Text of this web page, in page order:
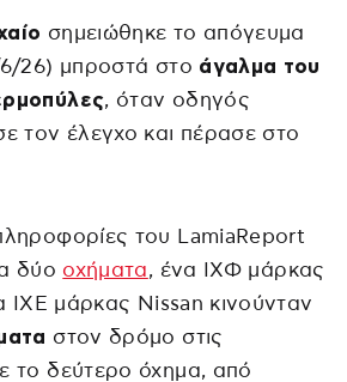
σημειώθηκε το απόγευμα
26) μπροστά στο άγαλμα του
, όταν οδηγός
τον έλεγχο και πέρασε στο
του LamiaReport
δύο οχήματα, ένα ΙΧΦ μάρκας
ΙΧΕ μάρκας Nissan κινούνταν
στον δρόμο στις
το δεύτερο όχημα, από